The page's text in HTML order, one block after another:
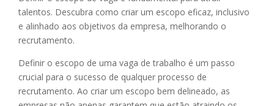
talentos. Descubra como criar um escopo eficaz, inclusivo
e alinhado aos objetivos da empresa, melhorando o
recrutamento.
Definir o escopo de uma vaga de trabalho é um passo
crucial para o sucesso de qualquer processo de
recrutamento. Ao criar um escopo bem delineado, as